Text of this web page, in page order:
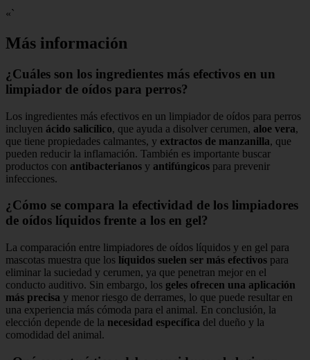
«`
Más información
¿Cuáles son los ingredientes más efectivos en un
limpiador de oídos para perros?
Los ingredientes más efectivos en un limpiador de oídos para perros
incluyen ácido salicílico, que ayuda a disolver cerumen, aloe vera,
que tiene propiedades calmantes, y extractos de manzanilla, que
pueden reducir la inflamación. También es importante buscar
productos con antibacterianos y antifúngicos para prevenir
infecciones.
¿Cómo se compara la efectividad de los limpiadores
de oídos líquidos frente a los en gel?
La comparación entre limpiadores de oídos líquidos y en gel para
mascotas muestra que los líquidos suelen ser más efectivos para
eliminar la suciedad y cerumen, ya que penetran mejor en el
conducto auditivo. Sin embargo, los geles ofrecen una aplicación
más precisa y menor riesgo de derrames, lo que puede resultar en
una experiencia más cómoda para el animal. En conclusión, la
elección depende de la necesidad específica del dueño y la
comodidad del animal.